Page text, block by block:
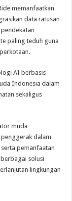
memanfaatkan
data ratusan
paling teduh guna
AI berbasis
Indonesia dalam
sekaligus
muda
dalam
pemanfaatan
solusi
lingkungan